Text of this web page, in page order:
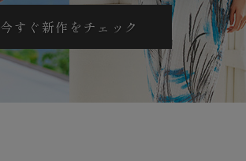
今すぐ新作をチェック